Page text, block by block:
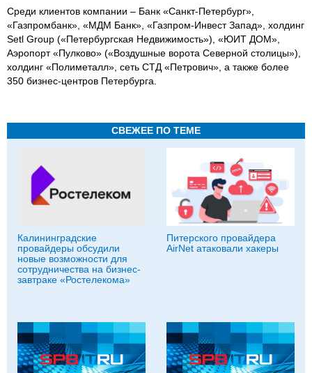
Среди клиентов компании – Банк «Санкт-Петербург»,
«Газпромбанк», «МДМ Банк», «Газпром-Инвест Запад», холдинг
Setl Group («Петербургская Недвижимость»), «ЮИТ ДОМ»,
Аэропорт «Пулково» («Воздушные ворота Северной столицы»),
холдинг «Полиметалл», сеть СТД «Петрович», а также более
350 бизнес-центров Петербурга.
СВЕЖЕЕ ПО ТЕМЕ
Калининградские
провайдеры обсудили
новые возможности для
сотрудничества на бизнес-
завтраке «Ростелекома»
Питерского провайдера
AirNet атаковали хакеры